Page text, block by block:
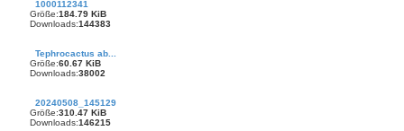
1000112341
Größe:184.79 KiB
Downloads:144383
Tephrocactus ab...
Größe:60.67 KiB
Downloads:38002
20240508_145129
Größe:310.47 KiB
Downloads:146215